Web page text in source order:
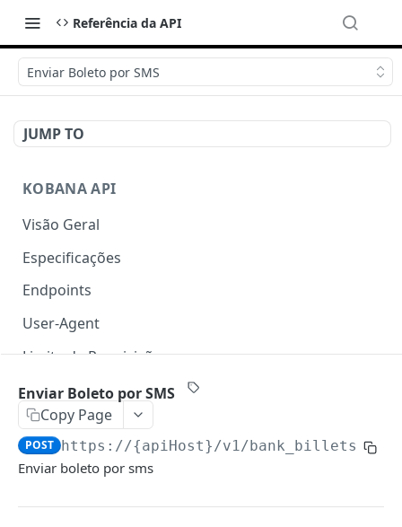
Referência da API
Enviar Boleto por SMS
JUMP TO
KOBANA API
Visão Geral
Especificações
Endpoints
User-Agent
Limite de Requisições
Autenticação
Token de Acesso
Fluxo de autorização
Fluxo credenciais do cliente
Permissões
Idempotência
Postman
ABC Brasil
Enviar Boleto por SMS
Copy Page
POST https://{apiHost}/v1/bank_billets/
Enviar boleto por sms